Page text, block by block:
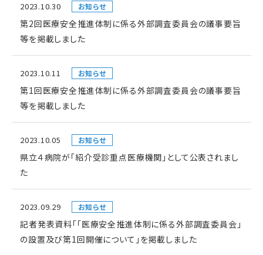
2023.10.30 お知らせ
第2回医療安全推進体制に係る外部調査委員会の議事要旨
等を掲載しました
2023.10.11 お知らせ
第1回医療安全推進体制に係る外部調査委員会の議事要旨
等を掲載しました
2023.10.05 お知らせ
県立４病院が「紹介受診重点医療機関」として公表されまし
た
2023.09.29 お知らせ
記者発表資料「「医療安全推進体制に係る外部調査委員会」
の設置及び第1回開催について」を掲載しました